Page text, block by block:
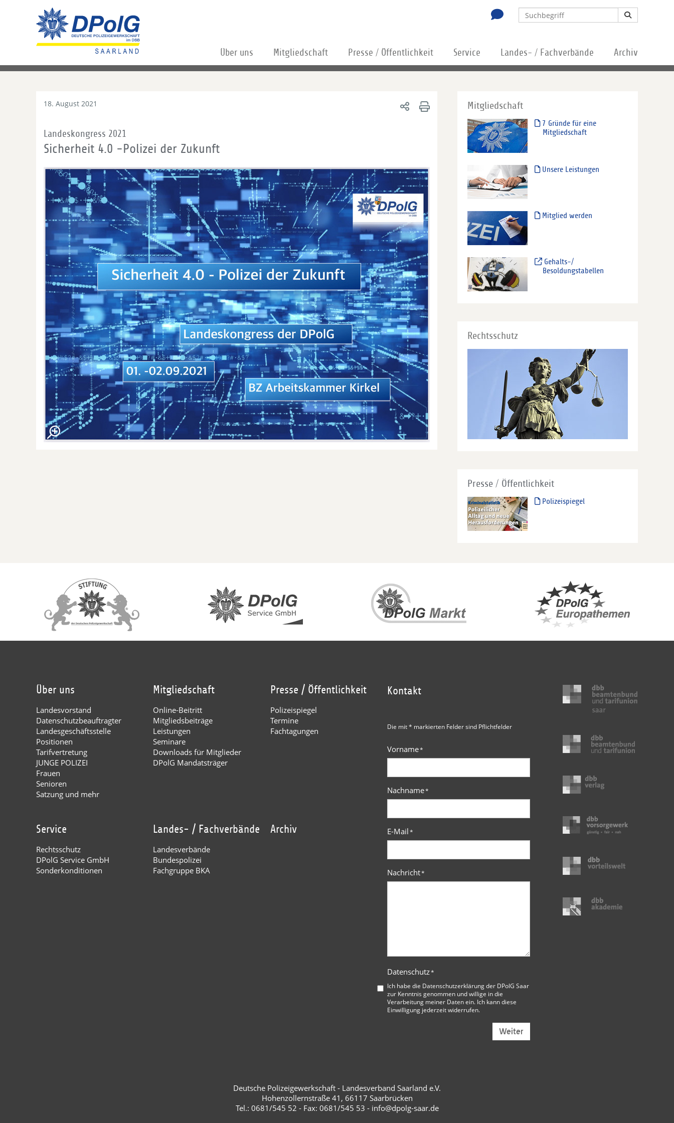
Über uns Mitgliedschaft Presse / Öffentlichkeit Service Landes- / Fachverbände Archiv
18. August 2021
Landeskongress 2021
Sicherheit 4.0 -Polizei der Zukunft
Mitgliedschaft
7 Gründe für eine
Mitgliedschaft
Unsere Leistungen
Mitglied werden
Gehalts-/
Besoldungstabellen
Rechtsschutz
Presse / Öffentlichkeit
Polizeispiegel
Über uns
Landesvorstand
Datenschutzbeauftragter
Landesgeschäftsstelle
Positionen
Tarifvertretung
JUNGE POLIZEI
Frauen
Senioren
Satzung und mehr
Mitgliedschaft
Online-Beitritt
Mitgliedsbeiträge
Leistungen
Seminare
Downloads für Mitglieder
DPolG Mandatsträger
Presse / Öffentlichkeit
Polizeispiegel
Termine
Fachtagungen
Service
Rechtsschutz
DPolG Service GmbH
Sonderkonditionen
Landes- / Fachverbände
Landesverbände
Bundespolizei
Fachgruppe BKA
Archiv
Kontakt
Die mit * markierten Felder sind Pflichtfelder
Vorname*
Nachname*
E-Mail*
Nachricht*
Datenschutz*
Ich habe die Datenschutzerklärung der DPolG Saar
zur Kenntnis genommen und willige in die
Verarbeitung meiner Daten ein. Ich kann diese
Einwilligung jederzeit widerrufen.
Weiter
Deutsche Polizeigewerkschaft - Landesverband Saarland e.V.
Hohenzollernstraße 41, 66117 Saarbrücken
Tel.: 0681/545 52 - Fax: 0681/545 53 - info@dpolg-saar.de